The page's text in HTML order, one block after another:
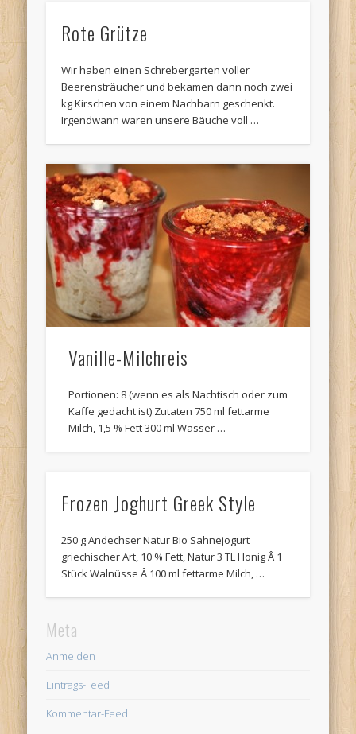
Rote Grütze
Wir haben einen Schrebergarten voller
Beerensträucher und bekamen dann noch zwei
kg Kirschen von einem Nachbarn geschenkt.
Irgendwann waren unsere Bäuche voll …
Vanille-Milchreis
Portionen: 8 (wenn es als Nachtisch oder zum
Kaffe gedacht ist) Zutaten 750 ml fettarme
Milch, 1,5 % Fett 300 ml Wasser …
Frozen Joghurt Greek Style
250 g Andechser Natur Bio Sahnejogurt
griechischer Art, 10 % Fett, Natur 3 TL Honig Â 1
Stück Walnüsse Â 100 ml fettarme Milch, …
Meta
Anmelden
Eintrags-Feed
Kommentar-Feed